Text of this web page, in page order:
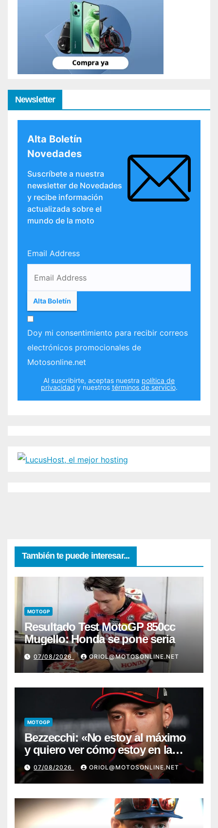
Newsletter
Alta Boletín
Novedades
Suscríbete a nuestra
newsletter de Novedades
y recibe información
actualizada sobre el
mundo de la moto
Email Address
Doy mi consentimiento para recibir correos
electrónicos promocionales de
Motosonline.net
Al suscribirte, aceptas nuestra política de
privacidad y nuestros términos de servicio.
También te puede interesar...
MOTOGP
Resultado Test MotoGP 850cc
Mugello: Honda se pone seria
07/08/2026 ORIOL@MOTOSONLINE.NET
MOTOGP
Bezzecchi: «No estoy al máximo
y quiero ver cómo estoy en la
moto; desde Aragón será una
guerra»
07/08/2026 ORIOL@MOTOSONLINE.NET